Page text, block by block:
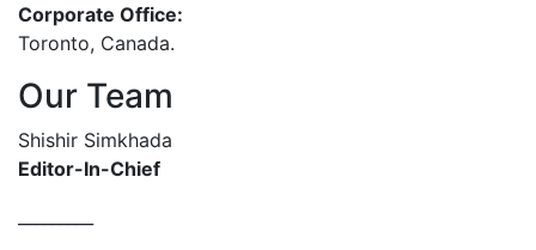
Corporate Office:
Toronto, Canada.
Our Team
Shishir Simkhada
Editor-In-Chief